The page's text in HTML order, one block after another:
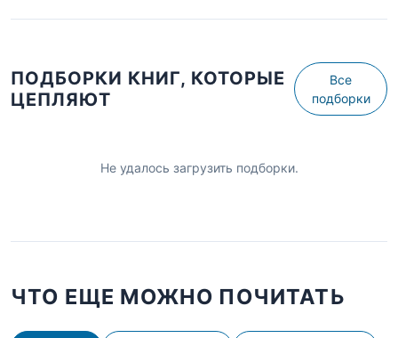
ПОДБОРКИ КНИГ, КОТОРЫЕ
ЦЕПЛЯЮТ
Все
подборки
Не удалось загрузить подборки.
ЧТО ЕЩЕ МОЖНО ПОЧИТАТЬ